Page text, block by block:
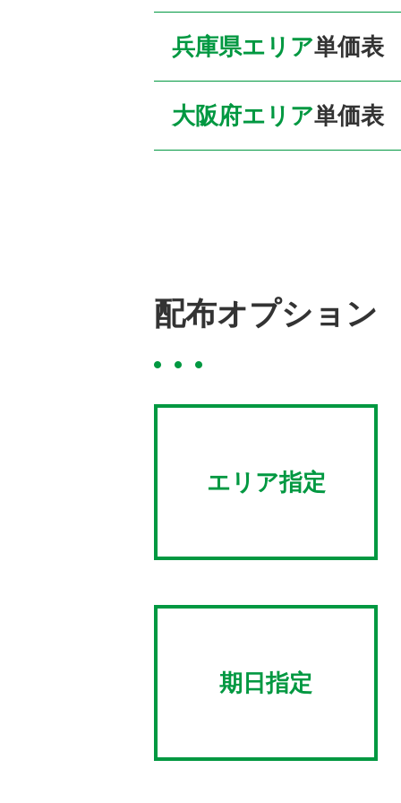
兵庫県エリア単価表
大阪府エリア単価表
配布オプション
エリア指定
期日指定